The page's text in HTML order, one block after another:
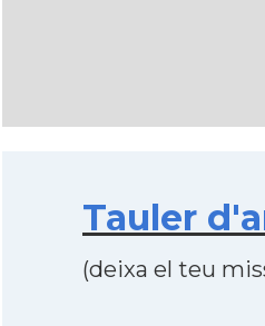
Tauler
(deixa el teu